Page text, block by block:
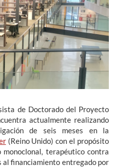
de Doctorado del Proyecto
actualmente realizando
de seis meses en la
(Reino Unido) con el propósito
terapéutico contra
al financiamiento entregado por